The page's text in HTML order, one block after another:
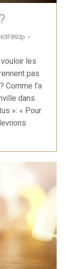
les
pas
Comme l’a
dans
»: « Pour